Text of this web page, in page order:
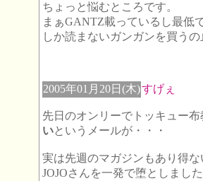
ちょっと悩むところです。
まぁGANTZ載っているし最低
しか読まないガンガンを買う
2005年01月20日(木)すげぇ
先日のオンリーでトッキュー
いというメールが・・・
実は先週のマガジンもあり得
JOJOさんを一発で堕としまし